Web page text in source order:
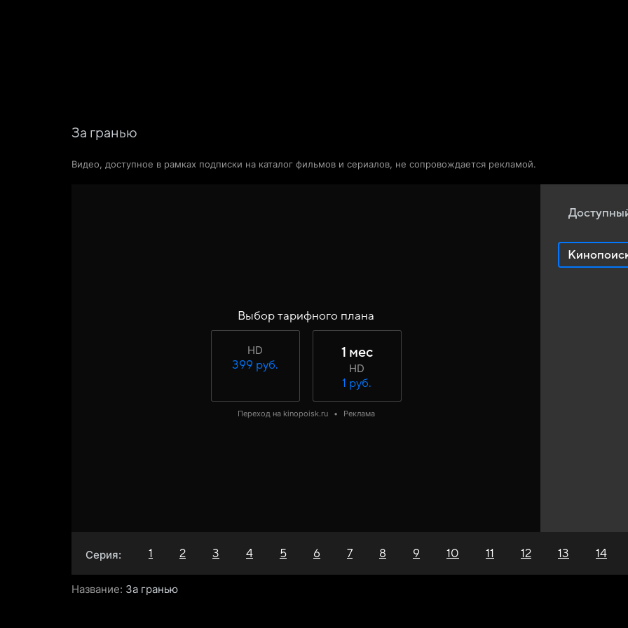
За гранью
Видео, доступное в рамках подписки на каталог фильмов и сериалов, не сопровождается рекламой.
Выбор тарифного плана
HD
399 руб.
1 мес
HD
1 руб.
Переход на kinopoisk.ru • Реклама
Серия: 1 2 3 4 5 6 7 8 9 10 11 12 13 14
Название: За гранью